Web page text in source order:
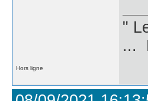
"
...
Hors ligne